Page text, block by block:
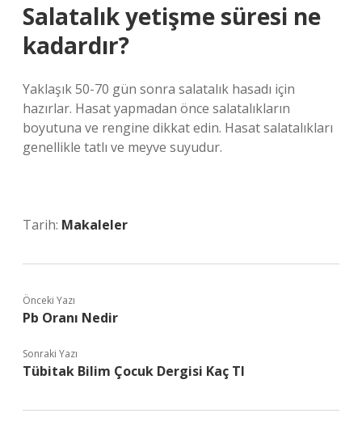
Salatalık yetişme süresi ne
kadardır?
Yaklaşık 50-70 gün sonra salatalık hasadı için
hazırlar. Hasat yapmadan önce salatalıkların
boyutuna ve rengine dikkat edin. Hasat salatalıkları
genellikle tatlı ve meyve suyudur.
Tarih: Makaleler
Önceki Yazı
Pb Oranı Nedir
Sonraki Yazı
Tübitak Bilim Çocuk Dergisi Kaç Tl